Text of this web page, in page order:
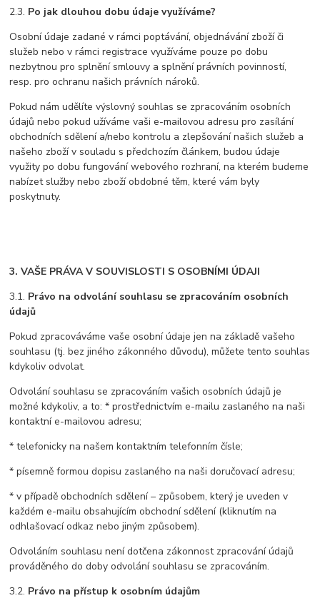
2.3. Po jak dlouhou dobu údaje využíváme?
Osobní údaje zadané v rámci poptávání, objednávání zboží či
služeb nebo v rámci registrace využíváme pouze po dobu
nezbytnou pro splnění smlouvy a splnění právních povinností,
resp. pro ochranu našich právních nároků.
Pokud nám udělíte výslovný souhlas se zpracováním osobních
údajů nebo pokud užíváme vaši e-mailovou adresu pro zasílání
obchodních sdělení a/nebo kontrolu a zlepšování našich služeb a
našeho zboží v souladu s předchozím článkem, budou údaje
využity po dobu fungování webového rozhraní, na kterém budeme
nabízet služby nebo zboží obdobné těm, které vám byly
poskytnuty.
3. VAŠE PRÁVA V SOUVISLOSTI S OSOBNÍMI ÚDAJI
3.1. Právo na odvolání souhlasu se zpracováním osobních
údajů
Pokud zpracováváme vaše osobní údaje jen na základě vašeho
souhlasu (tj. bez jiného zákonného důvodu), můžete tento souhlas
kdykoliv odvolat.
Odvolání souhlasu se zpracováním vašich osobních údajů je
možné kdykoliv, a to: * prostřednictvím e-mailu zaslaného na naši
kontaktní e-mailovou adresu;
* telefonicky na našem kontaktním telefonním čísle;
* písemně formou dopisu zaslaného na naši doručovací adresu;
* v případě obchodních sdělení – způsobem, který je uveden v
každém e-mailu obsahujícím obchodní sdělení (kliknutím na
odhlašovací odkaz nebo jiným způsobem).
Odvoláním souhlasu není dotčena zákonnost zpracování údajů
prováděného do doby odvolání souhlasu se zpracováním.
3.2. Právo na přístup k osobním údajům